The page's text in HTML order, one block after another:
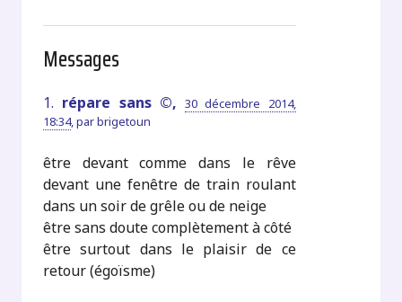
Messages
1. répare sans ©,30 décembre 2014,
18:34,parbrigetoun
être devant comme dans le rêve
devant une fenêtre de train roulant
dans un soir de grêle ou de neige
être sans doute complètement à côté
être surtout dans le plaisir de ce
retour (égoïsme)